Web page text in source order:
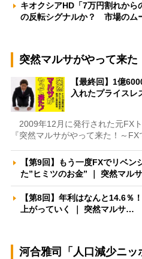
キオクシアHD「7万円割れか
の反転シグナルか？ 市場のム
突然マルサがやって来た
【最終回】1億
入れたプライス
2009年12月に発行された元FX
『突然マルサがやって来た！～
【第9回】もう一度FXでリベ
た”ヒミツのお金” ｜ 突然マル
【第8回】年利はなんと14.6
上がっていく ｜ 突然マルサ…
河合雅司「人口減少ニッ